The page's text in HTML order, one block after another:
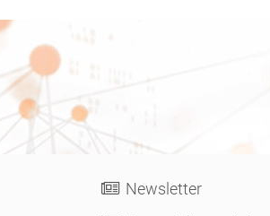
Newsletter